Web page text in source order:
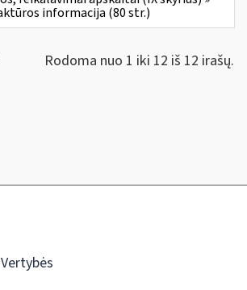
informacija (80 str.)
Rodoma nuo 1 iki 12 iš 12 irašų.